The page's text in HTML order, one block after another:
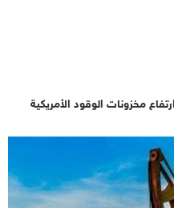
مخزونات الوقود الأمريكية